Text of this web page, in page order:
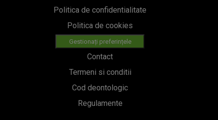
Politica de confidentialitate
Politica de cookies
Gestionați preferințele
Contact
Termeni si conditii
Cod deontologic
Regulamente